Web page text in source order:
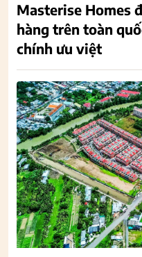
Masterise Homes
hàng trên toàn
chính ưu việt